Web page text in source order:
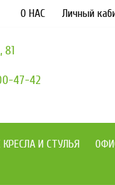
О НАС Личный
81
47-42
И СТУЛЬЯ